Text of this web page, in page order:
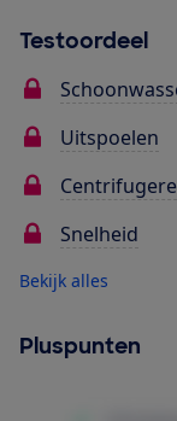
Testoordeel
Uitspoelen
Snelheid
Bekijk alles
Pluspunten